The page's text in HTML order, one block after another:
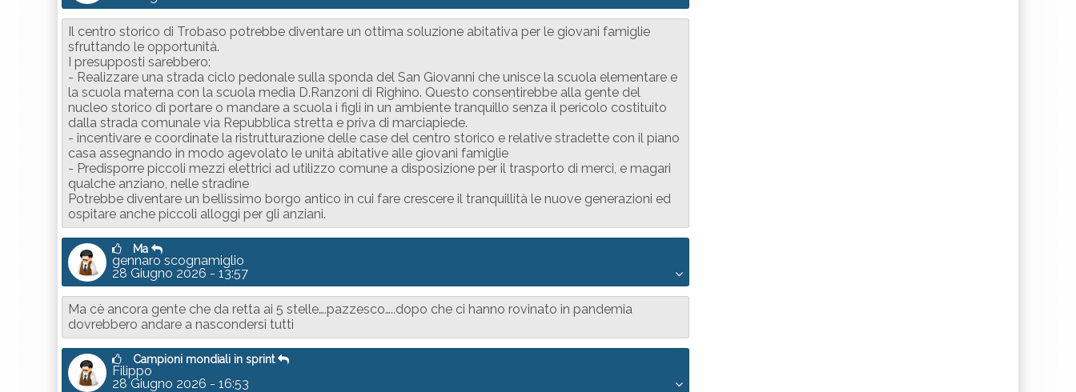
Il centro storico di Trobaso potrebbe diventare un ottima soluzione abitativa per le giovani famiglie
sfruttando le opportunità.
I presupposti sarebbero:
- Realizzare una strada ciclo pedonale sulla sponda del San Giovanni che unisce la scuola elementare e
la scuola materna con la scuola media D.Ranzoni di Righino. Questo consentirebbe alla gente del
nucleo storico di portare o mandare a scuola i figli in un ambiente tranquillo senza il pericolo costituito
dalla strada comunale via Repubblica stretta e priva di marciapiede.
- incentivare e coordinate la ristrutturazione delle case del centro storico e relative stradette con il piano
casa assegnando in modo agevolato le unità abitative alle giovani famiglie
- Predisporre piccoli mezzi elettrici ad utilizzo comune a disposizione per il trasporto di merci, e magari
qualche anziano, nelle stradine
Potrebbe diventare un bellissimo borgo antico in cui fare crescere il tranquillità le nuove generazioni ed
ospitare anche piccoli alloggi per gli anziani.
Ma
gennaro scognamiglio
28 Giugno 2026 - 13:57
Ma cè ancora gente che da retta ai 5 stelle….pazzesco…..dopo che ci hanno rovinato in pandemia
dovrebbero andare a nascondersi tutti
Campioni mondiali in sprint
Filippo
28 Giugno 2026 - 16:53